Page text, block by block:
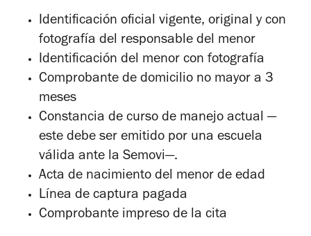
Identificación oficial vigente, original y con
fotografía del responsable del menor
Identificación del menor con fotografía
Comprobante de domicilio no mayor a 3
meses
Constancia de curso de manejo actual —
este debe ser emitido por una escuela
válida ante la Semovi—.
Acta de nacimiento del menor de edad
Línea de captura pagada
Comprobante impreso de la cita